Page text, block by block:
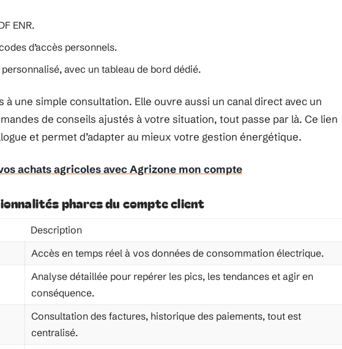
ENR.
d’accès personnels.
avec un tableau de bord dédié.
à une simple consultation. Elle ouvre aussi un canal direct avec un
de conseils ajustés à votre situation, tout passe par là. Ce lien
et permet d’adapter au mieux votre gestion énergétique.
achats agricoles avec Agrizone mon compte
phares du compte client
Description
Accès en temps réel à vos données de consommation électrique.
Analyse détaillée pour repérer les pics, les tendances et agir en
conséquence.
Consultation des factures, historique des paiements, tout est
centralisé.